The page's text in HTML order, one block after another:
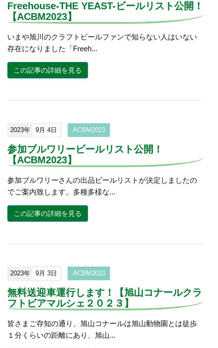
Freehouse-THE YEAST-ビールリスト公開！
【ACBM2023】
いまや旭川のクラフトビールファンで知らない人はいない
存在になりました「Freeh...
この記事の詳細を見る
2023年 9月 4日 ACBM2023
参加ブルワリービールリスト公開！
【ACBM2023】
参加ブルワリーさんの出品ビールリストが決定しましたの
でご案内致します。多種多様な...
この記事の詳細を見る
2023年 9月 3日 ACBM2023
無料送迎車運行します！【旭山コナールクラ
フトビアマルシェ２０２３】
皆さまご存知の通り、旭山コナールは旭山動物園とは徒歩
１分くらいの距離にあり、旭山...